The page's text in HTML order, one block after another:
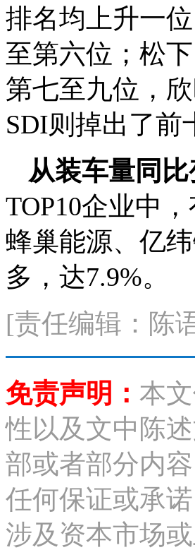
排名均上升一
至第六位；松
第七至九位，
SDI则掉出了前
从装车量同
TOP10企业中
蜂巢能源、亿
多，达7.9%。
[责任编辑：陈
免责声明： 本
性以及文中陈
部或者部分内
任何保证或承
涉及资本市场